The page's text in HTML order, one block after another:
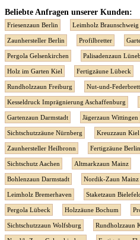
Beliebte Anfragen unserer Kunden:
Friesenzaun Berlin Leimholz Braunschweig
Zaunhersteller Berlin Profilbretter
Pergola Gelsenkirchen Palisadenzaun
Holz im Garten Kiel Fertigzäune Lübeck
Rundholzzaun Freiburg Nut-und-
Kesseldruck Imprägnierung Aschaffenburg
Gartenzaun Darmstadt Jägerzaun Wittingen
Sichtschutzzäune Nürnberg Kreuzzaun Kiel
Zaunhersteller Heilbronn Fertigzäune Berlin
Sichtschutz Aachen Altmarkzaun Mainz
Bohlenzaun Darmstadt Nordik-Zaun Mainz
Leimholz Bremerhaven Staketzaun
Pergola Lübeck Holzzäune Bochum
Sichtschutzzaun Wolfsburg Rundholzzaun